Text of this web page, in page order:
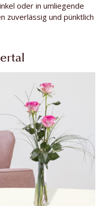
oder in umliegende
zuverlässig und pünktlich